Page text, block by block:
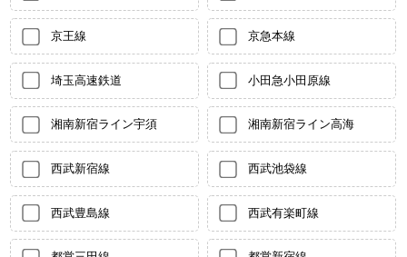
京王線 京急本線
埼玉高速鉄道 小田急小田原線
湘南新宿ライン宇須 湘南新宿ライン高海
西武新宿線 西武池袋線
西武豊島線 西武有楽町線